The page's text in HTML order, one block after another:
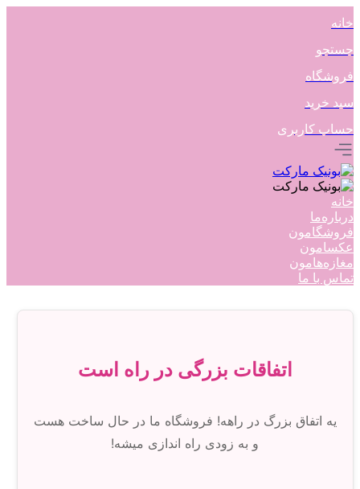
خانه
جستجو
فروشگاه
سبد خرید
حساب کاربری
خانه
درباره‌ما
فروشگامون
عکسامون
مغازه‌هامون
تماس با ما
اتفاقات بزرگی در راه است
یه اتفاق بزرگ در راهه! فروشگاه ما در حال ساخت هست
و به زودی راه اندازی میشه!